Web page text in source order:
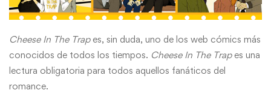
Cheese In The Trapes, sin duda, uno de los web cómics más
conocidos de todos los tiempos. Cheese In The Trapes una
lectura obligatoria para todos aquellos fanáticos del
romance.